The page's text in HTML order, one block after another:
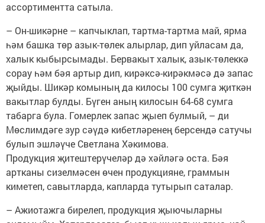
ассортиментта сатыла.
– Он-шикәрне – капчыклап, тартма-тартма май, ярма
һәм башка төр азык-төлек алырлар, дип уйласам да,
халык кыбырсымады. Бервакыт халык, азык-төлеккә
сорау һәм бәя артыр дип, кирәксә-кирәкмәсә дә запас
җыйды. Шикәр комының да килосы 100 сумга җиткән
вакытлар булды. Бүген аның килосын 64-68 сумга
табарга була. Гомерлек запас җыеп булмый, – ди
Мөслимдәге зур сәүдә кибетләренең берсендә сатучы
булып эшләүче Светлана Хәкимова.
Продукция җитештерүчеләр дә хәйләгә оста. Бәя
артканы сизелмәсен өчен продукцияне, граммын
киметеп, савытларда, капларда тутырып саталар.
– Ажиотажга бирелеп, продукция җыючыларны